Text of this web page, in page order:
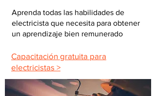
Aprenda todas las habilidades de
electricista que necesita para obtener
un aprendizaje bien remunerado
Capacitación gratuita para
electricistas >